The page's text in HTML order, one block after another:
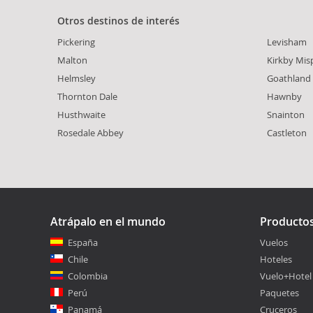
Otros destinos de interés
Pickering
Malton
Helmsley
Thornton Dale
Husthwaite
Rosedale Abbey
Levisham
Kirkby
Goathland
Hawnby
Snainton
Castleton
Atrápalo en el mundo
España
Chile
Colombia
Perú
Panamá
Vuelos
Hoteles
Vuelo+Hotel
Paquetes
Cruceros